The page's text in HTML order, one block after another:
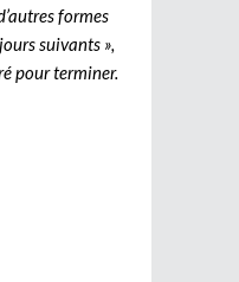
formes
suivants »,
pour terminer.